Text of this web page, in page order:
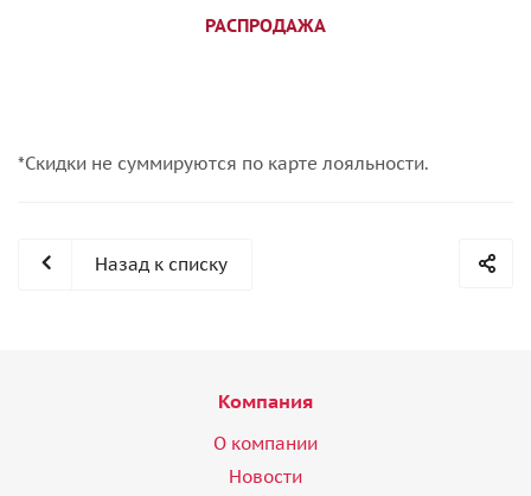
РАСПРОДАЖА
*Скидки не суммируются по карте лояльности.
Назад к списку
Компания
О компании
Новости